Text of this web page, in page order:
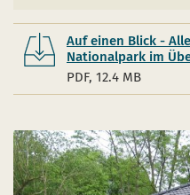
Auf einen Blick -
Nationalpark im
PDF, 12.4 MB